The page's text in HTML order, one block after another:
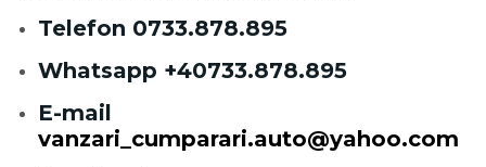
Telefon 0733.878.895
Whatsapp +40733.878.895
E-mail
vanzari_cumparari.auto@yahoo.com